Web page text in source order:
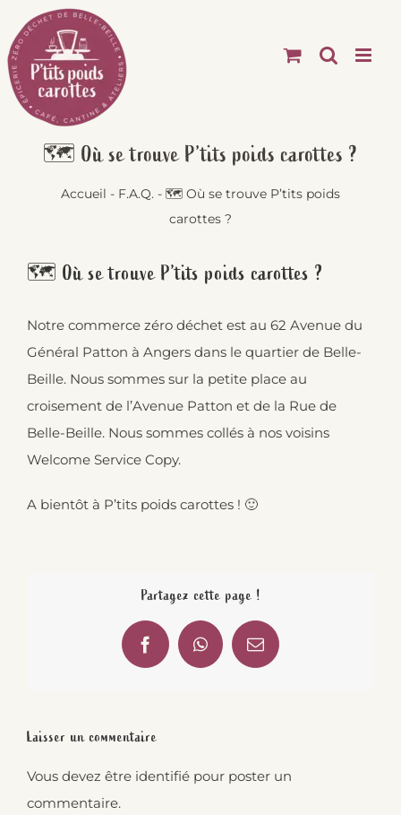
Passer
au
contenu
🗺 Où se trouve P’tits poids carottes ?
Accueil - F.A.Q. - 🗺 Où se trouve P’tits poids
carottes ?
🗺 Où se trouve P’tits poids carottes ?
Notre commerce zéro déchet est au 62 Avenue du
Général Patton à Angers dans le quartier de Belle-
Beille. Nous sommes sur la petite place au
croisement de l’Avenue Patton et de la Rue de
Belle-Beille. Nous sommes collés à nos voisins
Welcome Service Copy.
A bientôt à P’tits poids carottes ! 🙂
Partagez cette page !
FacebookWhatsAppEmail
Laisser un commentaire
Vous devez être identifié pour poster un
commentaire.